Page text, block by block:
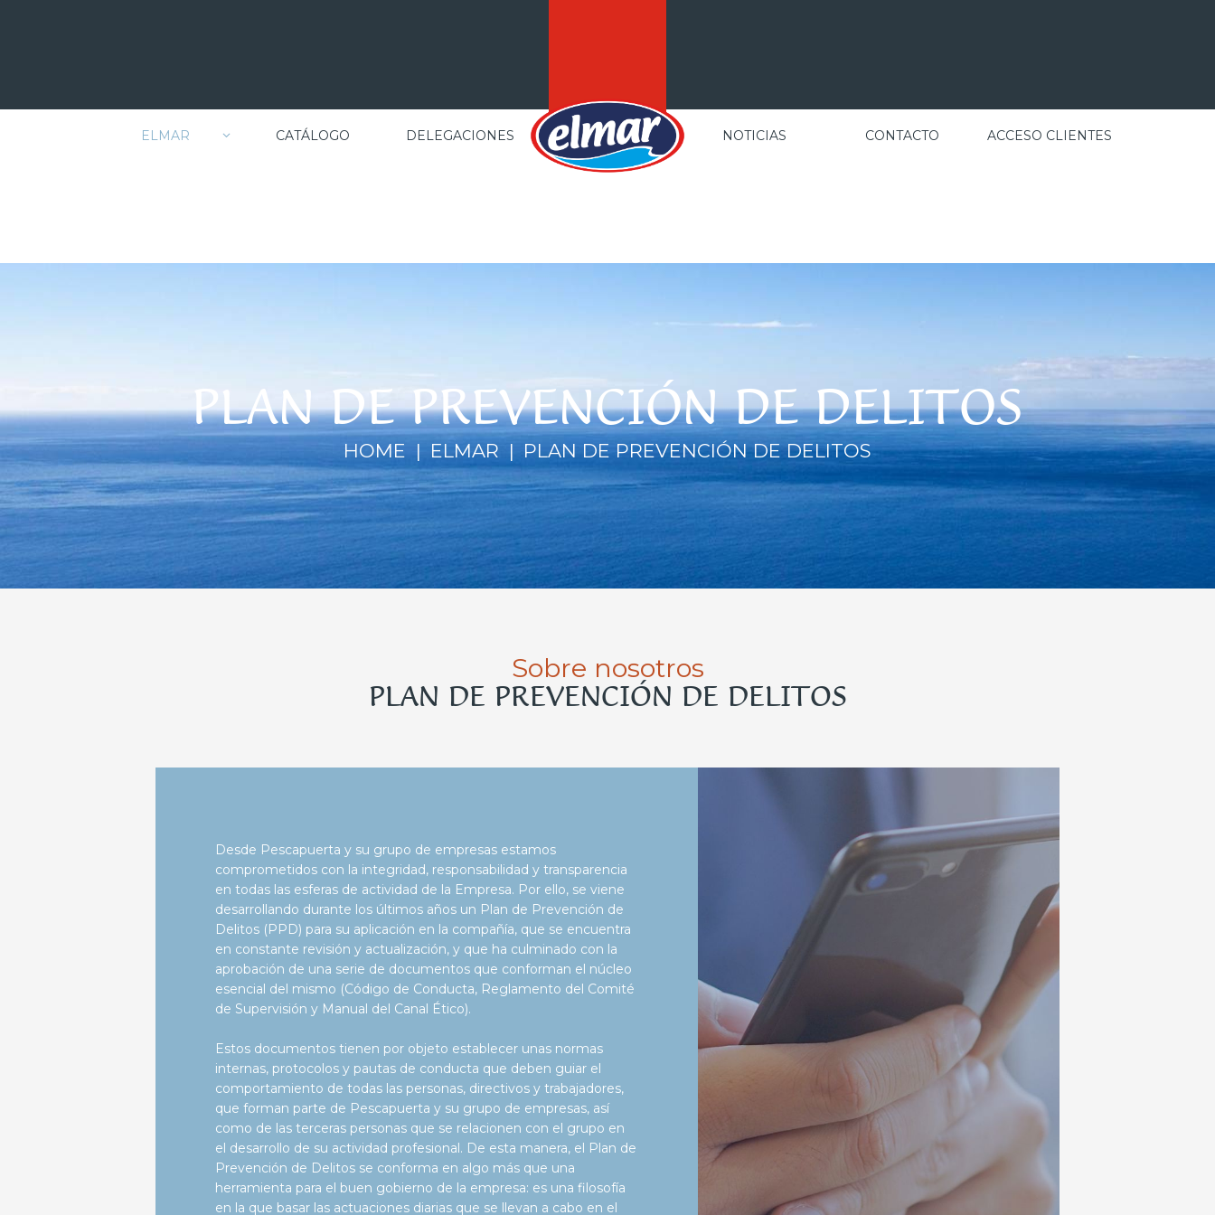
ELMAR CATÁLOGO DELEGACIONES NOTICIAS CONTACTO ACCESO CLIENTES
PLAN DE PREVENCIÓN DE DELITOS
HOME ELMAR PLAN DE PREVENCIÓN DE DELITOS
Sobre nosotros
PLAN DE PREVENCIÓN DE DELITOS
Desde Pescapuerta y su grupo de empresas estamos
comprometidos con la integridad, responsabilidad y transparencia
en todas las esferas de actividad de la Empresa. Por ello, se viene
desarrollando durante los últimos años un Plan de Prevención de
Delitos (PPD) para su aplicación en la compañía, que se encuentra
en constante revisión y actualización, y que ha culminado con la
aprobación de una serie de documentos que conforman el núcleo
esencial del mismo (Código de Conducta, Reglamento del Comité
de Supervisión y Manual del Canal Ético).
Estos documentos tienen por objeto establecer unas normas
internas, protocolos y pautas de conducta que deben guiar el
comportamiento de todas las personas, directivos y trabajadores,
que forman parte de Pescapuerta y su grupo de empresas, así
como de las terceras personas que se relacionen con el grupo en
el desarrollo de su actividad profesional. De esta manera, el Plan de
Prevención de Delitos se conforma en algo más que una
herramienta para el buen gobierno de la empresa: es una filosofía
en la que basar las actuaciones diarias que se llevan a cabo en el